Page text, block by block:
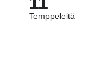
Temppeleitä